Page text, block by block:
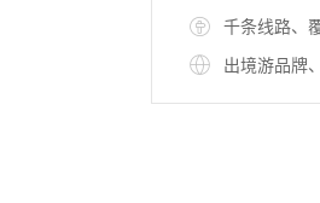
千条线路、
出境游品牌